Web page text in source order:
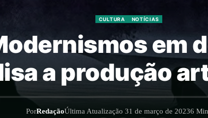
CULTURA NOTÍCIAS
em
a produção
PorRedaçãoÚltima Atualização 31 de março de 20236